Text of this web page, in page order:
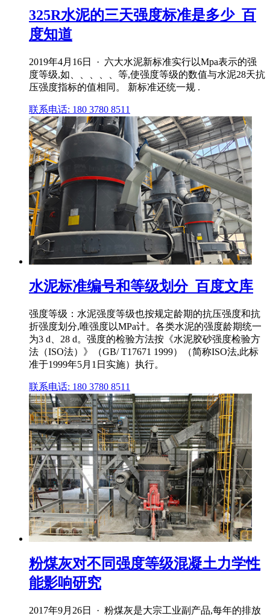
325R水泥的三天强度标准是多少_百
度知道
2019年4月16日 · 六大水泥新标准实行以Mpa表示的强
度等级,如、、、、、等,使强度等级的数值与水泥28天抗
压强度指标的值相同。 新标准还统一规 .
联系电话: 180 3780 8511
水泥标准编号和等级划分_百度文库
强度等级：水泥强度等级也按规定龄期的抗压强度和抗
折强度划分,唯强度以MPa计。各类水泥的强度龄期统一
为3 d、28 d。强度的检验方法按《水泥胶砂强度检验方
法（ISO法）》（GB/ T17671 1999）（简称ISO法,此标
准于1999年5月1日实施）执行。
联系电话: 180 3780 8511
粉煤灰对不同强度等级混凝土力学性
能影响研究
2017年9月26日 · 粉煤灰是大宗工业副产品,每年的排放